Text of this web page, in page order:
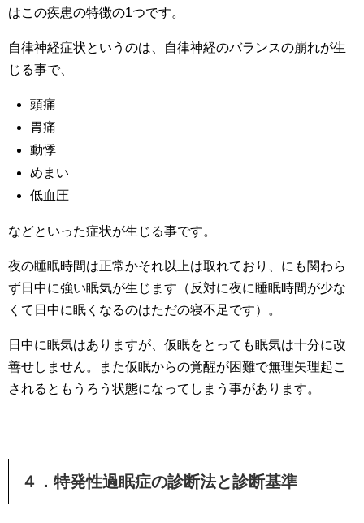
はこの疾患の特徴の1つです。
自律神経症状というのは、自律神経のバランスの崩れが生
じる事で、
頭痛
胃痛
動悸
めまい
低血圧
などといった症状が生じる事です。
夜の睡眠時間は正常かそれ以上は取れており、にも関わら
ず日中に強い眠気が生じます（反対に夜に睡眠時間が少な
くて日中に眠くなるのはただの寝不足です）。
日中に眠気はありますが、仮眠をとっても眠気は十分に改
善せしません。また仮眠からの覚醒が困難で無理矢理起こ
されるともうろう状態になってしまう事があります。
４．特発性過眠症の診断法と診断基準